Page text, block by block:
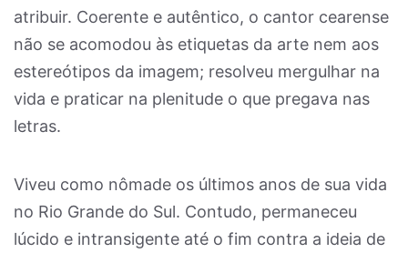
atribuir. Coerente e autêntico, o cantor cearense
não se acomodou às etiquetas da arte nem aos
estereótipos da imagem; resolveu mergulhar na
vida e praticar na plenitude o que pregava nas
letras.
Viveu como nômade os últimos anos de sua vida
no Rio Grande do Sul. Contudo, permaneceu
lúcido e intransigente até o fim contra a ideia de